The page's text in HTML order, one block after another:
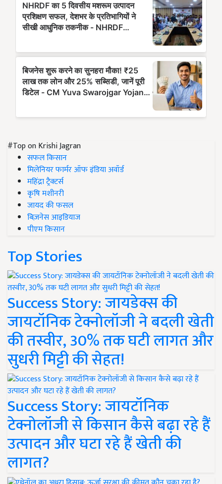
#Top on Krishi Jagran
सफल किसान
मिलेनियर फार्मर ऑफ इंडिया अवॉर्ड
महिंद्रा ट्रैक्टर्स
कृषि मशीनरी
जायद की फसल
बिज़नेस आइडियाज
पीएम किसान
Top Stories
Success Story: जायडेक्स की
जायटॉनिक टेक्नोलॉजी ने बदली खेती
की तस्वीर, 30% तक घटी लागत और
सुधरी मिट्टी की सेहत!
Success Story: जायटॉनिक
टेक्नोलॉजी से किसान कैसे बढ़ा रहे हैं
उत्पादन और घटा रहे हैं खेती की
लागत?